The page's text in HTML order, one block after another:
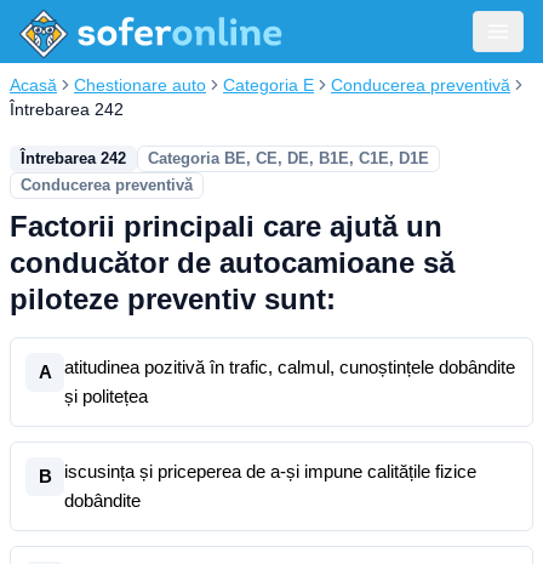
Acasă Chestionare auto Categoria E
Conducerea preventivă
Întrebarea 242
Întrebarea 242
Categoria BE, CE, DE, B1E, C1E, D1E
Conducerea preventivă
Factorii principali care ajută un
conducător de autocamioane să
piloteze preventiv sunt:
A
atitudinea pozitivă în trafic, calmul, cunoștințele dobândite
și politețea
B
iscusința și priceperea de a-și impune calitățile fizice
dobândite